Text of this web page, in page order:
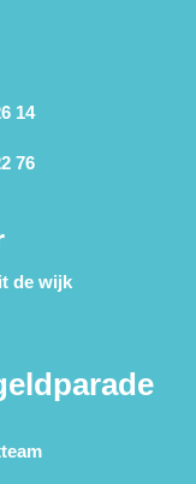
14
76
de wijk